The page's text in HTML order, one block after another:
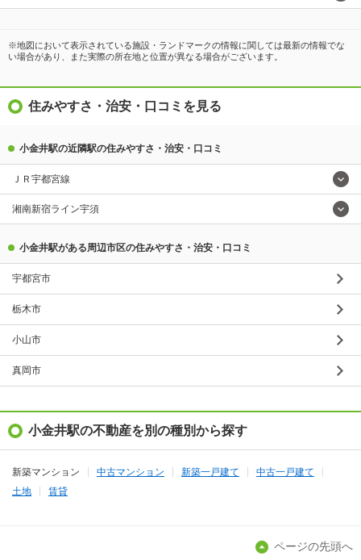
※地図において表示されている施設・ランドマークの情報に関しては最新の情報でな
い場合があり、また実際の所在地と位置が異なる場合がございます。
住みやすさ・治安・口コミを見る
小金井駅の近隣駅の住みやすさ・治安・口コミ
ＪＲ宇都宮線
湘南新宿ライン宇須
小金井駅がある周辺市区の住みやすさ・治安・口コミ
宇都宮市
栃木市
小山市
真岡市
小金井駅の不動産を別の種別から探す
新築マンション 中古マンション 新築一戸建て
中古一戸建て
土地
賃貸
ページの先頭へ